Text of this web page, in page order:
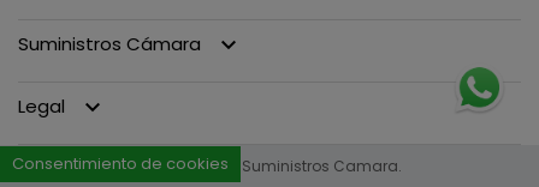
Suministros Cámara keyboard_arrow_down
Legal keyboard_arrow_down
© 2013 - 2026 Suministros Camara.
Consentimiento de cookies